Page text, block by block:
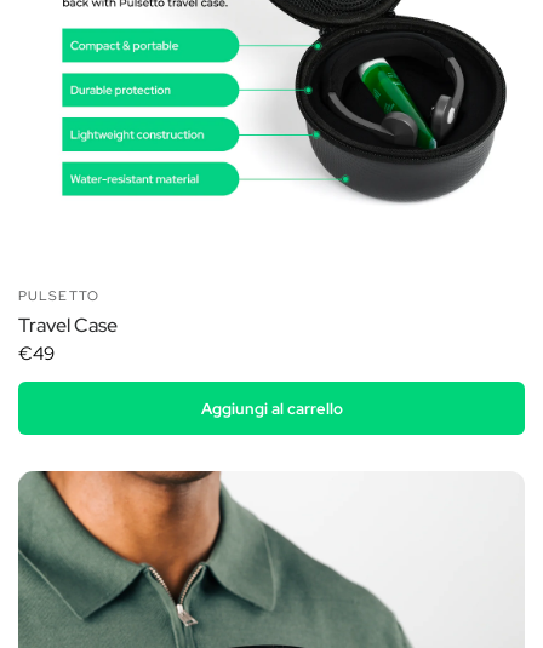
PULSETTO
Travel Case
€49
Aggiungi al carrello